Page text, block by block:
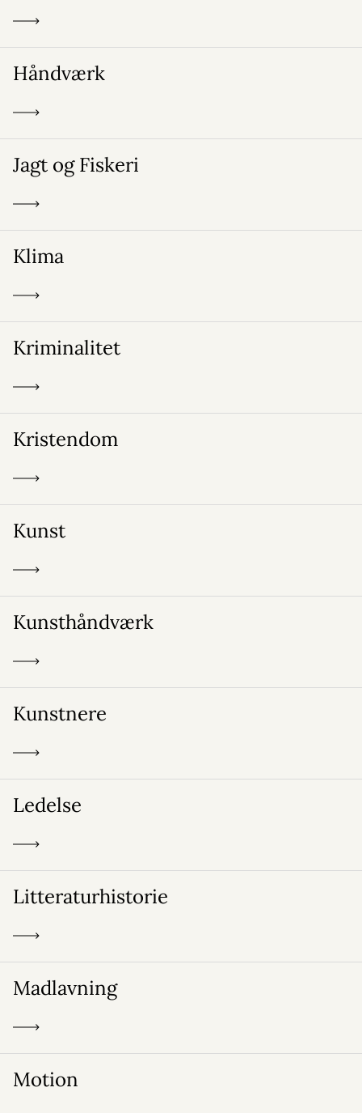
Håndværk
Jagt og Fiskeri
Klima
Kriminalitet
Kristendom
Kunst
Kunsthåndværk
Kunstnere
Ledelse
Litteraturhistorie
Madlavning
Motion